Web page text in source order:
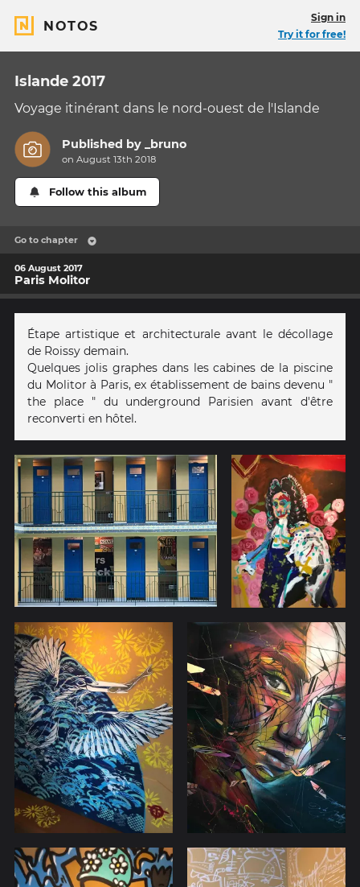
NOTOS
Sign in
Try it for free!
Islande 2017
Voyage itinérant dans le nord-ouest de l'Islande
Published by_bruno
on August 13th 2018
Follow this album
Go to chapter
06 August 2017
Paris Molitor
Étape artistique et architecturale avant le décollage
de Roissy demain.
Quelques jolis graphes dans les cabines de la piscine
du Molitor à Paris, ex établissement de bains devenu "
the place " du underground Parisien avant d'être
reconverti en hôtel.